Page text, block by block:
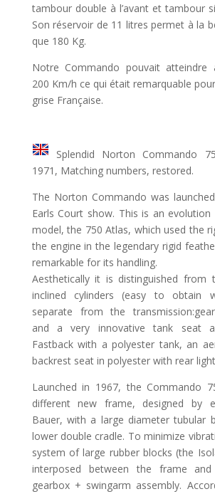
tambour double à l’avant et tambour
Son réservoir de 11 litres permet à la
que 180 Kg.
Notre Commando pouvait atteindre
200 Km/h ce qui était remarquable pour
grise Française.
Splendid Norton Commando
1971, Matching numbers, restored.
The Norton Commando was
Earls Court show. This is an
model, the 750 Atlas, which used the
the engine in the legendary rigid
remarkable for its handling.
Aesthetically it is distinguished from
inclined cylinders (easy to obtain
separate from the
and a very innovative tank seat
Fastback with a polyester tank, an
backrest seat in polyester with rear
Launched in 1967, the Commando
different new frame, designed by
Bauer, with a large diameter tubular
lower double cradle. To minimize
system of large rubber blocks (the
interposed between the frame
gearbox + swingarm assembly.